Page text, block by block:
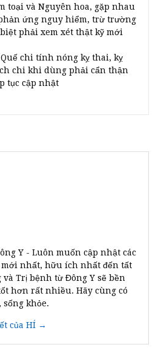
toại và Nguyên hoa, gặp nhau
ứng nguy hiểm, trừ trường
phải xem xét thật kỹ mới
chi tính nóng kỵ thai, kỵ
chi khi dùng phải cẩn thận
tục cập nhật
Y - Luôn muốn cập nhật các
nhất, hữu ích nhất đến tất
và Trị bệnh từ Đông Y sẽ bền
hơn rất nhiều. Hãy cùng có
sống khỏe.
của HÍ →